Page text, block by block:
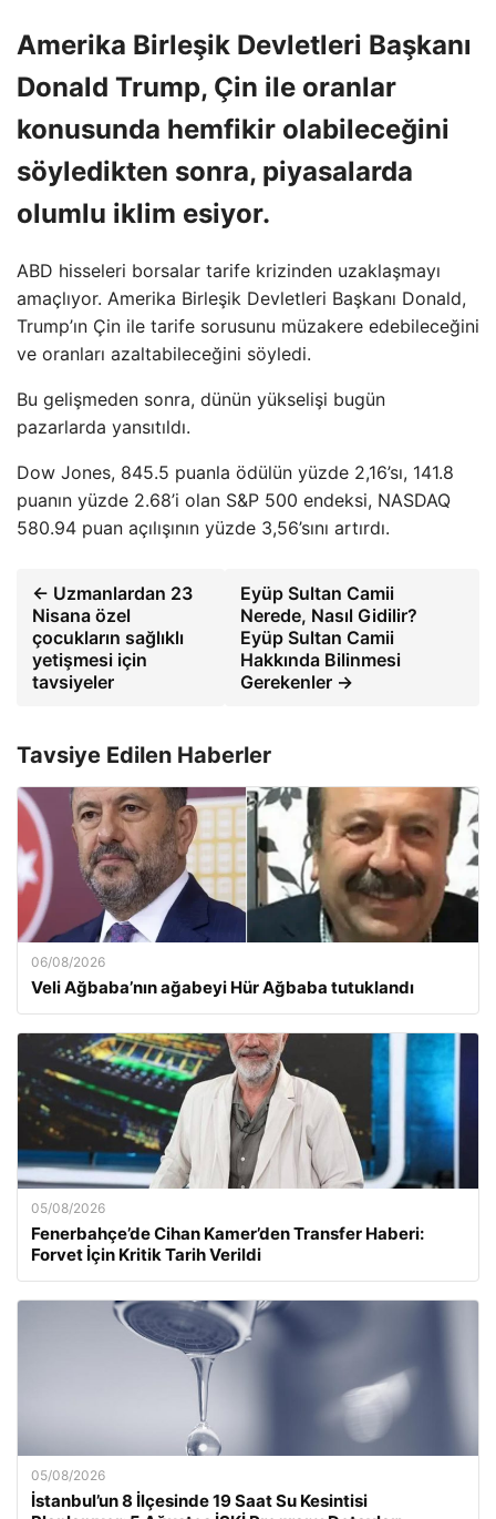
Amerika Birleşik Devletleri Başkanı
Donald Trump, Çin ile oranlar
konusunda hemfikir olabileceğini
söyledikten sonra, piyasalarda
olumlu iklim esiyor.
ABD hisseleri borsalar tarife krizinden uzaklaşmayı
amaçlıyor. Amerika Birleşik Devletleri Başkanı Donald,
Trump’ın Çin ile tarife sorusunu müzakere edebileceğini
ve oranları azaltabileceğini söyledi.
Bu gelişmeden sonra, dünün yükselişi bugün
pazarlarda yansıtıldı.
Dow Jones, 845.5 puanla ödülün yüzde 2,16’sı, 141.8
puanın yüzde 2.68’i olan S&P 500 endeksi, NASDAQ
580.94 puan açılışının yüzde 3,56’sını artırdı.
← Uzmanlardan 23
Nisana özel
çocukların sağlıklı
yetişmesi için
tavsiyeler
Eyüp Sultan Camii
Nerede, Nasıl Gidilir?
Eyüp Sultan Camii
Hakkında Bilinmesi
Gerekenler →
Tavsiye Edilen Haberler
06/08/2026
Veli Ağbaba’nın ağabeyi Hür Ağbaba tutuklandı
05/08/2026
Fenerbahçe’de Cihan Kamer’den Transfer Haberi:
Forvet İçin Kritik Tarih Verildi
05/08/2026
İstanbul’un 8 İlçesinde 19 Saat Su Kesintisi